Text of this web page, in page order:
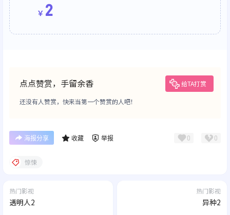
￥ 2
点点赞赏，手留余香 给TA打赏
还没有人赞赏，快来当第一个赞赏的人吧！
海报分享 收藏 举报 0 0
惊悚
热门影视
透明人2
热门影视
异种2